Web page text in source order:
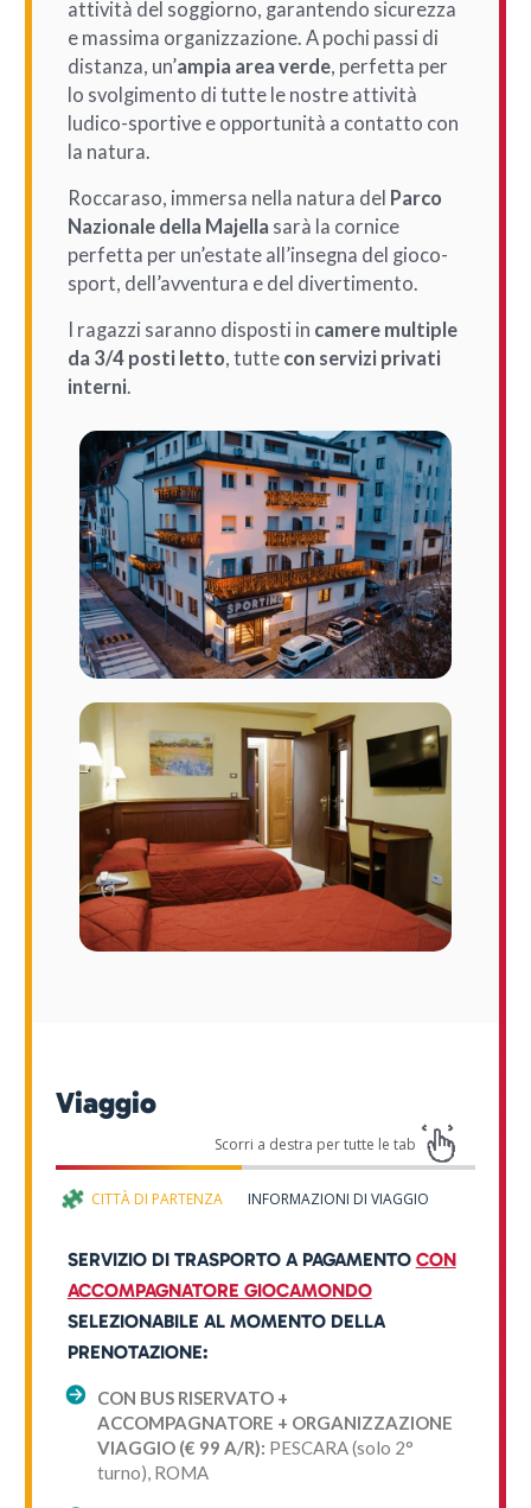
attività del soggiorno, garantendo sicurezza
e massima organizzazione. A pochi passi di
distanza, un’ampia area verde, perfetta per
lo svolgimento di tutte le nostre attività
ludico-sportive e opportunità a contatto con
la natura.
Roccaraso, immersa nella natura del Parco
Nazionale della Majella sarà la cornice
perfetta per un’estate all’insegna del gioco-
sport, dell’avventura e del divertimento.
I ragazzi saranno disposti in camere multiple
da 3/4 posti letto, tutte con servizi privati
interni.
Viaggio
CITTÀ DI PARTENZA INFORMAZIONI DI VIAGGIO
SERVIZIO DI TRASPORTO A PAGAMENTO CON
ACCOMPAGNATORE GIOCAMONDO
SELEZIONABILE AL MOMENTO DELLA
PRENOTAZIONE:
CON BUS RISERVATO +
ACCOMPAGNATORE + ORGANIZZAZIONE
VIAGGIO (€ 99 A/R): PESCARA (solo 2°
turno), ROMA